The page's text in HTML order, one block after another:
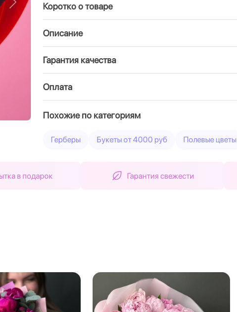
Вперед Коротко о товаре
Описание
Гарантия качества
Оплата
Похожие по категориям
Герберы Букеты от 4000 руб Полевые цветы
в подарок Гарантия свежести